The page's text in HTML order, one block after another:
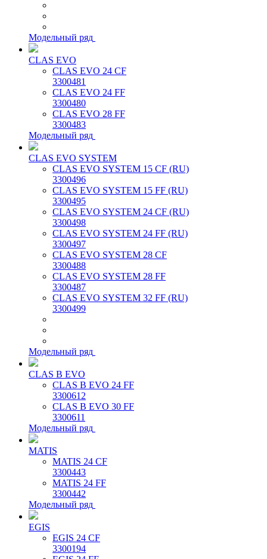
Модельный ряд
CLAS EVO
CLAS EVO 24 CF
3300481
CLAS EVO 24 FF
3300480
CLAS EVO 28 FF
3300483
Модельный ряд
CLAS EVO SYSTEM
CLAS EVO SYSTEM 15 CF (RU)
3300496
CLAS EVO SYSTEM 15 FF (RU)
3300495
CLAS EVO SYSTEM 24 CF (RU)
3300498
CLAS EVO SYSTEM 24 FF (RU)
3300497
CLAS EVO SYSTEM 28 CF
3300488
CLAS EVO SYSTEM 28 FF
3300487
CLAS EVO SYSTEM 32 FF (RU)
3300499
Модельный ряд
CLAS B EVO
CLAS B EVO 24 FF
3300612
CLAS B EVO 30 FF
3300611
Модельный ряд
MATIS
MATIS 24 CF
3300443
MATIS 24 FF
3300442
Модельный ряд
EGIS
EGIS 24 CF
3300194